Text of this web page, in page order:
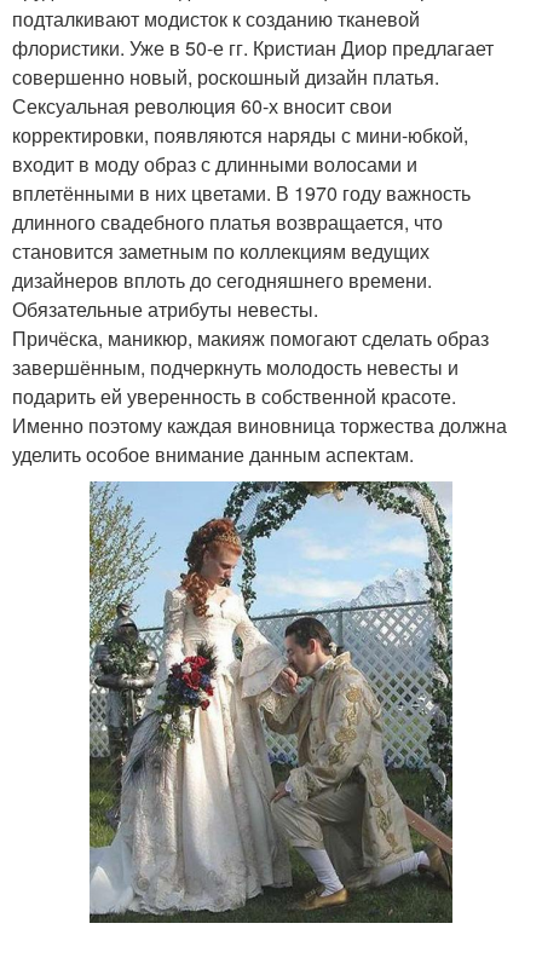
подталкивают модисток к созданию тканевой
флористики. Уже в 50-е гг. Кристиан Диор предлагает
совершенно новый, роскошный дизайн платья.
Сексуальная революция 60-х вносит свои
корректировки, появляются наряды с мини-юбкой,
входит в моду образ с длинными волосами и
вплетёнными в них цветами. В 1970 году важность
длинного свадебного платья возвращается, что
становится заметным по коллекциям ведущих
дизайнеров вплоть до сегодняшнего времени.
Обязательные атрибуты невесты.
Причёска, маникюр, макияж помогают сделать образ
завершённым, подчеркнуть молодость невесты и
подарить ей уверенность в собственной красоте.
Именно поэтому каждая виновница торжества должна
уделить особое внимание данным аспектам.